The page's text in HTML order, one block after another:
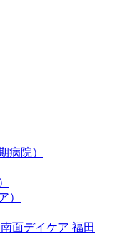
病院）
）
面デイケア 福田